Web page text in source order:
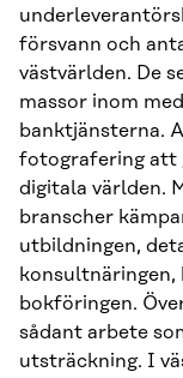
försvann och
västvärlden. De
massor inom
banktjänsterna.
fotografering att
digitala världen.
branscher
utbildningen,
konsultnäringen,
bokföringen.
sådant arbete
utsträckning. I